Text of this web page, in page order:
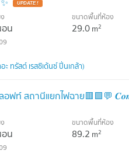
น
ขนาดพื้นที่ห้อง
29.0m2
ทรัสต์ เรสซิเด้นซ์ ปิ่นเกล้า)
ฟท์ สถานีแยกไฟฉาย🟥🟩💬
น
ขนาดพื้นที่ห้อง
89.2 m2